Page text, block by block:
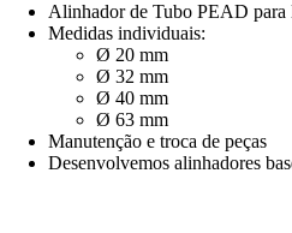
Alinhador de Tubo PEAD para
Medidas individuais:
Ø 20 mm
Ø 32 mm
Ø 40 mm
Ø 63 mm
Manutenção e troca de peças
Desenvolvemos alinhadores